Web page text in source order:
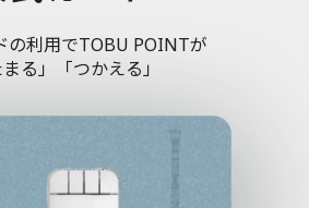
の利用でTOBU POINTが
まる」「つかえる」